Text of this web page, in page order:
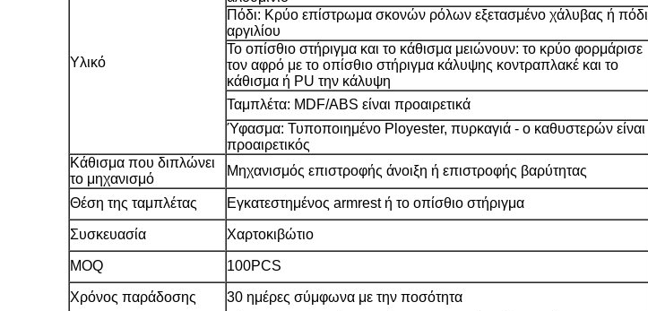
Υλικό
Πόδι: Κρύο επίστρωμα σκονών ρόλων εξετασμένο χάλυβας ή πόδι
αργιλίου
Το οπίσθιο στήριγμα και το κάθισμα μειώνουν: το κρύο φορμάρισε
τον αφρό με το οπίσθιο στήριγμα κάλυψης κοντραπλακέ και το
κάθισμα ή PU την κάλυψη
Ταμπλέτα: MDF/ABS είναι προαιρετικά
Ύφασμα: Τυποποιημένο Ployester, πυρκαγιά - ο καθυστερών είναι
προαιρετικός
Κάθισμα που διπλώνει
το μηχανισμό
Μηχανισμός επιστροφής άνοιξη ή επιστροφής βαρύτητας
Θέση της ταμπλέτας Εγκατεστημένος armrest ή το οπίσθιο στήριγμα
Συσκευασία Χαρτοκιβώτιο
MOQ 100PCS
Χρόνος παράδοσης 30 ημέρες σύμφωνα με την ποσότητα